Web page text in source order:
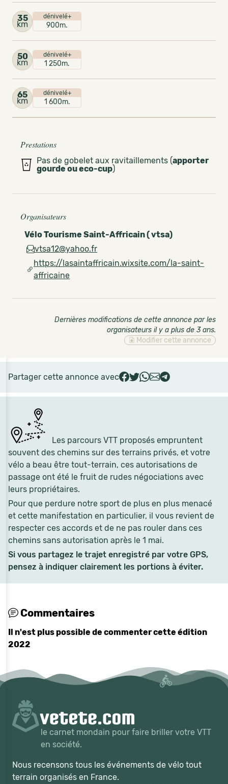
Les parcours VTT proposés empruntent
souvent des chemins sur des terrains privés, et votre
vélo a beau être tout-terrain, ces autorisations de
passage ont été le fruit de rudes négociations avec
leurs propriétaires.
Pour que perdure notre sport de plus en plus menacé
et cette manifestation en particulier, il vous revient de
respecter ces accords et de ne pas rouler dans ces
chemins sans autorisation après le 1 mai.
Si vous partagez le trajet enregistré par votre GPS,
pensez à indiquer clairement les portions à éviter.
35
km
dénivelé+
900m.
50
km
dénivelé+
1 250m.
65
km
dénivelé+
1 600m.
Prestations
Pas de gobelet aux ravitaillements (apporter
gourde ou eco-cup)
Organisateurs
Vélo Tourisme Saint-Affricain ( vtsa)
vtsa12@yahoo.fr
https://lasaintaffricain.wixsite.com/la-saint-
affricaine
Dernières modifications de cette annonce par les
organisateurs il y a plus de 3 ans.
Modifier cette annonce
Partager cette annonce avec
Commentaires
Il n'est plus possible de commenter cette édition
2022
le carnet mondain pour faire briller votre VTT
en société.
Nous recensons tous les événements de vélo tout
terrain organisés en France.